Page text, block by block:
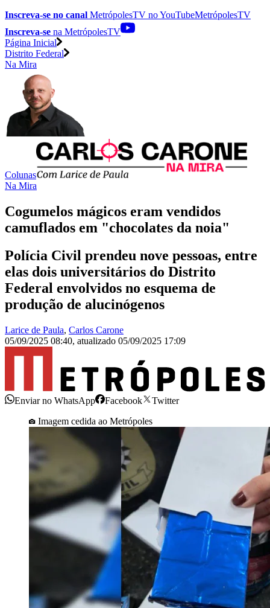
Inscreva-se no canal MetrópolesTV noYouTubeMetrópolesTV
Inscreva-se na MetrópolesTV
Página Inicial
Distrito Federal
Na Mira
Colunas
Na Mira
Cogumelos mágicos eram vendidos
camuflados em "chocolates da noia"
Polícia Civil prendeu nove pessoas, entre
elas dois universitários do Distrito
Federal envolvidos no esquema de
produção de alucinógenos
Larice de Paula, Carlos Carone
05/09/2025 08:40, atualizado 05/09/2025 17:09
Enviar no WhatsApp Facebook
Twitter
Imagem cedida ao Metrópoles